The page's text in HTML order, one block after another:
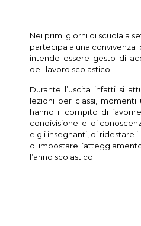
Nei primi giorni di scuola a
partecipa a una
intende essere gesto di
del lavoro scolastico.
Durante l’uscita infatti si
lezioni per classi, momenti
hanno il compito di
condivisione e di
e gli insegnanti, di ridestare
di impostare
l’anno scolastico.